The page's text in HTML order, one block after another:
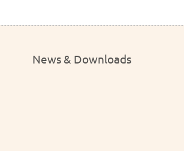
News & Downloads